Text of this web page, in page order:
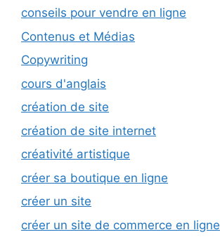
conseils pour vendre en ligne
Contenus et Médias
Copywriting
cours d'anglais
création de site
création de site internet
créativité artistique
créer sa boutique en ligne
créer un site
créer un site de commerce en ligne